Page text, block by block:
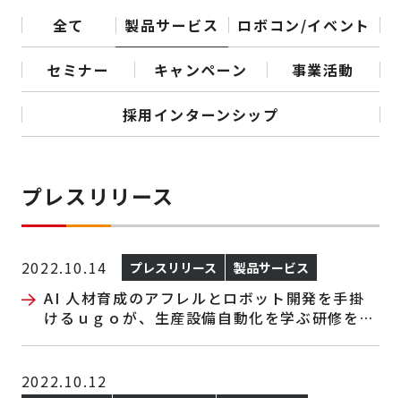
全て 製品サービス ロボコン/イベント
セミナー キャンペーン 事業活動
採用インターンシップ
プレスリリース
2022.10.14 プレスリリース 製品サービス
AI 人材育成のアフレルとロボット開発を手掛
けるｕｇｏが、生産設備自動化を学ぶ研修を公
2022.10.12